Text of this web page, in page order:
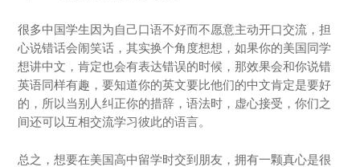
很多中国学生因为自己口语不好而不愿意主动开口交流，担
心说错话会闹笑话，其实换个角度想想，如果你的美国同学
想讲中文，肯定也会有表达错误的时候，那效果会和你说错
英语同样有趣，要知道你的英文要比他们的中文肯定是要好
的，所以当别人纠正你的措辞，语法时，虚心接受，你们之
间还可以互相交流学习彼此的语言。
总之，想要在美国高中留学时交到朋友，拥有一颗真心是很